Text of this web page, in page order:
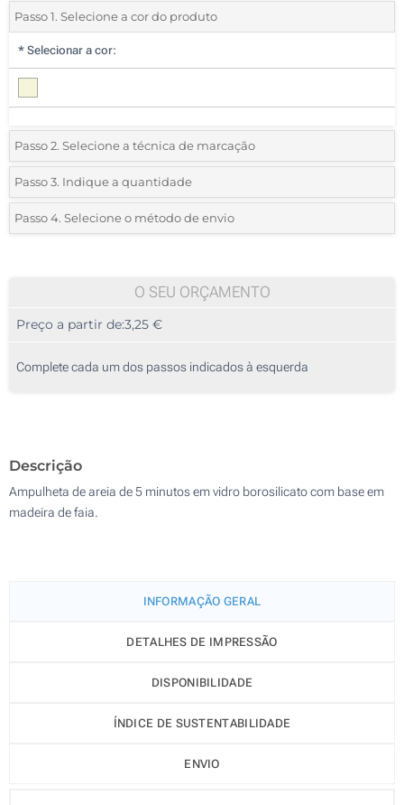
Passo 1. Selecione a cor do produto
* Selecionar a cor:
Passo 2. Selecione a técnica de marcação
*Selecione o tipo de marcação e as cores do logotipo:
1 Cor (Num lado)
Passo 3. Indique a quantidade
*Quantidade mínima:10
20
50
Outra :
Passo 4. Selecione o método de envio
O SEU ORÇAMENTO
Preço a partir de:3,25 €
Complete cada um dos passos indicados à esquerda
Descrição
Ampulheta de areia de 5 minutos em vidro borosilicato com base em
madeira de faia.
INFORMAÇÃO GERAL
DETALHES DE IMPRESSÃO
DISPONIBILIDADE
ÍNDICE DE SUSTENTABILIDADE
ENVIO